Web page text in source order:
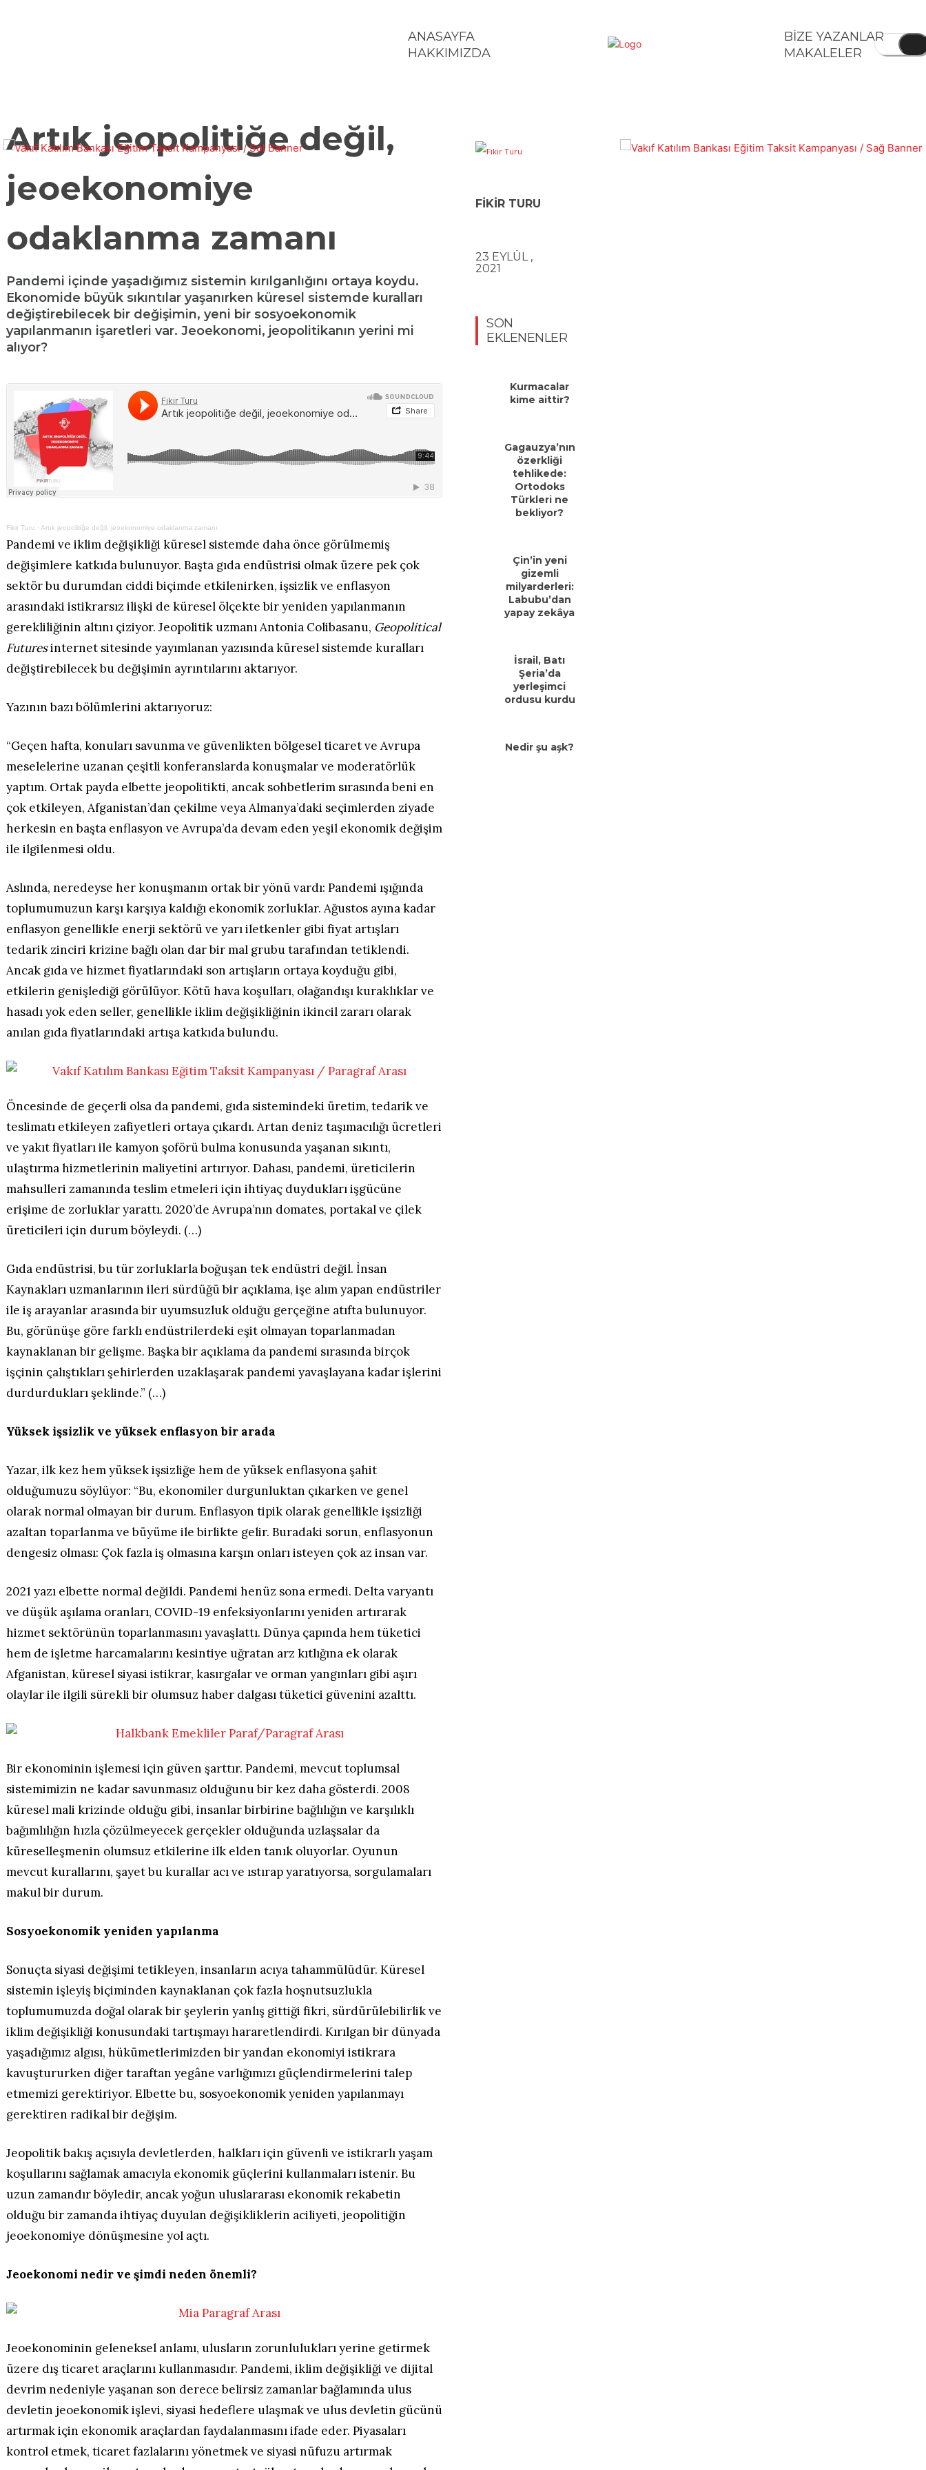
ANASAYFA
HAKKIMIZDA
BİZE YAZANLAR
MAKALELER
Artık jeopolitiğe değil,
jeoekonomiye
odaklanma zamanı
Pandemi içinde yaşadığımız sistemin kırılganlığını ortaya koydu.
Ekonomide büyük sıkıntılar yaşanırken küresel sistemde kuralları
değiştirebilecek bir değişimin, yeni bir sosyoekonomik
yapılanmanın işaretleri var. Jeoekonomi, jeopolitikanın yerini mi
alıyor?
Fikir Turu · Artık jeopolitiğe değil, jeoekonomiye odaklanma zamanı
Pandemi ve iklim değişikliği küresel sistemde daha önce görülmemiş
değişimlere katkıda bulunuyor. Başta gıda endüstrisi olmak üzere pek çok
sektör bu durumdan ciddi biçimde etkilenirken, işsizlik ve enflasyon
arasındaki istikrarsız ilişki de küresel ölçekte bir yeniden yapılanmanın
gerekliliğinin altını çiziyor. Jeopolitik uzmanı Antonia Colibasanu, Geopolitical
Futuresinternet sitesinde yayımlanan yazısında küresel sistemde kuralları
değiştirebilecek bu değişimin ayrıntılarını aktarıyor.
Yazının bazı bölümlerini aktarıyoruz:
“Geçen hafta, konuları savunma ve güvenlikten bölgesel ticaret ve Avrupa
meselelerine uzanan çeşitli konferanslarda konuşmalar ve moderatörlük
yaptım. Ortak payda elbette jeopolitikti, ancak sohbetlerim sırasında beni en
çok etkileyen, Afganistan’dan çekilme veya Almanya’daki seçimlerden ziyade
herkesin en başta enflasyon ve Avrupa’da devam eden yeşil ekonomik değişim
ile ilgilenmesi oldu.
Aslında, neredeyse her konuşmanın ortak bir yönü vardı: Pandemi ışığında
toplumumuzun karşı karşıya kaldığı ekonomik zorluklar. Ağustos ayına kadar
enflasyon genellikle enerji sektörü ve yarı iletkenler gibi fiyat artışları
tedarik zinciri krizine bağlı olan dar bir mal grubu tarafından tetiklendi.
Ancak gıda ve hizmet fiyatlarındaki son artışların ortaya koyduğu gibi,
etkilerin genişlediği görülüyor. Kötü hava koşulları, olağandışı kuraklıklar ve
hasadı yok eden seller, genellikle iklim değişikliğinin ikincil zararı olarak
anılan gıda fiyatlarındaki artışa katkıda bulundu.
Öncesinde de geçerli olsa da pandemi, gıda sistemindeki üretim, tedarik ve
teslimatı etkileyen zafiyetleri ortaya çıkardı. Artan deniz taşımacılığı ücretleri
ve yakıt fiyatları ile kamyon şoförü bulma konusunda yaşanan sıkıntı,
ulaştırma hizmetlerinin maliyetini artırıyor. Dahası, pandemi, üreticilerin
mahsulleri zamanında teslim etmeleri için ihtiyaç duydukları işgücüne
erişime de zorluklar yarattı. 2020’de Avrupa’nın domates, portakal ve çilek
üreticileri için durum böyleydi. (…)
Gıda endüstrisi, bu tür zorluklarla boğuşan tek endüstri değil. İnsan
Kaynakları uzmanlarının ileri sürdüğü bir açıklama, işe alım yapan endüstriler
ile iş arayanlar arasında bir uyumsuzluk olduğu gerçeğine atıfta bulunuyor.
Bu, görünüşe göre farklı endüstrilerdeki eşit olmayan toparlanmadan
kaynaklanan bir gelişme. Başka bir açıklama da pandemi sırasında birçok
işçinin çalıştıkları şehirlerden uzaklaşarak pandemi yavaşlayana kadar işlerini
durdurdukları şeklinde.” (…)
Yüksek işsizlik ve yüksek enflasyon bir arada
Yazar, ilk kez hem yüksek işsizliğe hem de yüksek enflasyona şahit
olduğumuzu söylüyor: “Bu, ekonomiler durgunluktan çıkarken ve genel
olarak normal olmayan bir durum. Enflasyon tipik olarak genellikle işsizliği
azaltan toparlanma ve büyüme ile birlikte gelir. Buradaki sorun, enflasyonun
dengesiz olması: Çok fazla iş olmasına karşın onları isteyen çok az insan var.
2021 yazı elbette normal değildi. Pandemi henüz sona ermedi. Delta varyantı
ve düşük aşılama oranları, COVID-19 enfeksiyonlarını yeniden artırarak
hizmet sektörünün toparlanmasını yavaşlattı. Dünya çapında hem tüketici
hem de işletme harcamalarını kesintiye uğratan arz kıtlığına ek olarak
Afganistan, küresel siyasi istikrar, kasırgalar ve orman yangınları gibi aşırı
olaylar ile ilgili sürekli bir olumsuz haber dalgası tüketici güvenini azalttı.
Bir ekonominin işlemesi için güven şarttır. Pandemi, mevcut toplumsal
sistemimizin ne kadar savunmasız olduğunu bir kez daha gösterdi. 2008
küresel mali krizinde olduğu gibi, insanlar birbirine bağlılığın ve karşılıklı
bağımlılığın hızla çözülmeyecek gerçekler olduğunda uzlaşsalar da
küreselleşmenin olumsuz etkilerine ilk elden tanık oluyorlar. Oyunun
mevcut kurallarını, şayet bu kurallar acı ve ıstırap yaratıyorsa, sorgulamaları
makul bir durum.
Sosyoekonomik yeniden yapılanma
Sonuçta siyasi değişimi tetikleyen, insanların acıya tahammülüdür. Küresel
sistemin işleyiş biçiminden kaynaklanan çok fazla hoşnutsuzlukla
toplumumuzda doğal olarak bir şeylerin yanlış gittiği fikri, sürdürülebilirlik ve
iklim değişikliği konusundaki tartışmayı hararetlendirdi. Kırılgan bir dünyada
yaşadığımız algısı, hükümetlerimizden bir yandan ekonomiyi istikrara
kavuştururken diğer taraftan yegâne varlığımızı güçlendirmelerini talep
etmemizi gerektiriyor. Elbette bu, sosyoekonomik yeniden yapılanmayı
gerektiren radikal bir değişim.
Jeopolitik bakış açısıyla devletlerden, halkları için güvenli ve istikrarlı yaşam
koşullarını sağlamak amacıyla ekonomik güçlerini kullanmaları istenir. Bu
uzun zamandır böyledir, ancak yoğun uluslararası ekonomik rekabetin
olduğu bir zamanda ihtiyaç duyulan değişikliklerin aciliyeti, jeopolitiğin
jeoekonomiye dönüşmesine yol açtı.
Jeoekonomi nedir ve şimdi neden önemli?
Jeoekonominin geleneksel anlamı, ulusların zorunlulukları yerine getirmek
üzere dış ticaret araçlarını kullanmasıdır. Pandemi, iklim değişikliği ve dijital
devrim nedeniyle yaşanan son derece belirsiz zamanlar bağlamında ulus
devletin jeoekonomik işlevi, siyasi hedeflere ulaşmak ve ulus devletin gücünü
artırmak için ekonomik araçlardan faydalanmasını ifade eder. Piyasaları
kontrol etmek, ticaret fazlalarını yönetmek ve siyasi nüfuzu artırmak
FIKIR TURU
23 EYLÜL ,
2021
SON
EKLENENLER
Kurmacalar
kime aittir?
Gagauzya’nın
özerkliği
tehlikede:
Ortodoks
Türkleri ne
bekliyor?
Çin’in yeni
gizemli
milyarderleri:
Labubu’dan
yapay zekâya
İsrail, Batı
Şeria’da
yerleşimci
ordusu kurdu
Nedir şu aşk?